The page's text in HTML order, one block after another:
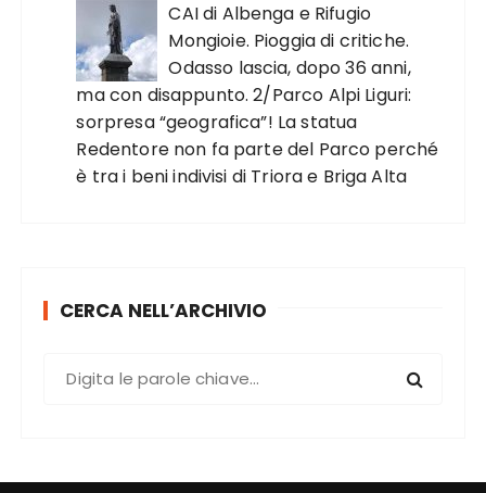
CAI di Albenga e Rifugio
Mongioie. Pioggia di critiche.
Odasso lascia, dopo 36 anni,
ma con disappunto. 2/Parco Alpi Liguri:
sorpresa “geografica”! La statua
Redentore non fa parte del Parco perché
è tra i beni indivisi di Triora e Briga Alta
CERCA NELL’ARCHIVIO